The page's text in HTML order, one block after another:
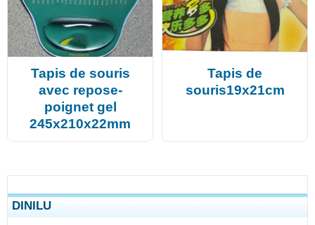
Tapis de souris
avec repose-
poignet gel
245x210x22mm
Tapis de
souris19x21cm
DINILU